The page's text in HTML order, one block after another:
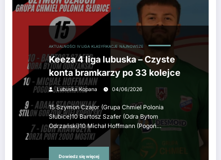
AKTUALNOŚCI IV LIGA KLASYFIKACJE NAJNOWSZE
Keeza 4 liga lubuska – Czyste
konta bramkarzy po 33 kolejce
Lubuska Kopana 04/06/2026
15 Szymon Czajor (Grupa Chmiel Polonia
Słubice)10 Bartosz Szafer (Odra Bytom
Odrzański)10 Michał Hoffmann (Pogoń…
Dowiedz się więcej